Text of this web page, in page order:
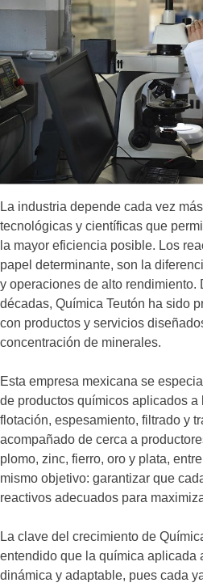
La industria depende cada vez
tecnológicas y científicas que
la mayor eficiencia posible. Los
papel determinante, son la
y operaciones de alto rendimiento.
décadas, Química Teutón ha sido
con productos y servicios
concentración de minerales.
Esta empresa mexicana se
de productos químicos aplicados a
flotación, espesamiento, filtrado y
acompañado de cerca a
plomo, zinc, fierro, oro y plata,
mismo objetivo: garantizar que
reactivos adecuados para
La clave del crecimiento de
entendido que la química aplicada
dinámica y adaptable, pues cada